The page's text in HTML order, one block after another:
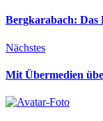
Bergkarabach:
Nächstes
Mit Übermedien